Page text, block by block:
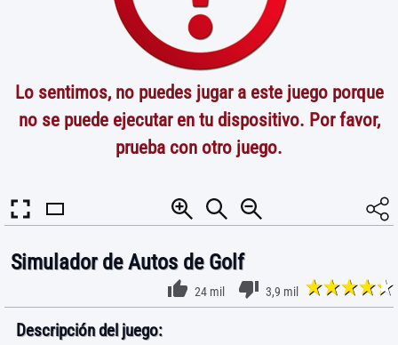
Lo sentimos, no puedes jugar a este juego porque
no se puede ejecutar en tu dispositivo. Por favor,
prueba con otro juego.
Simulador de Autos de Golf
24 mil 3,9 mil
Descripción del juego: